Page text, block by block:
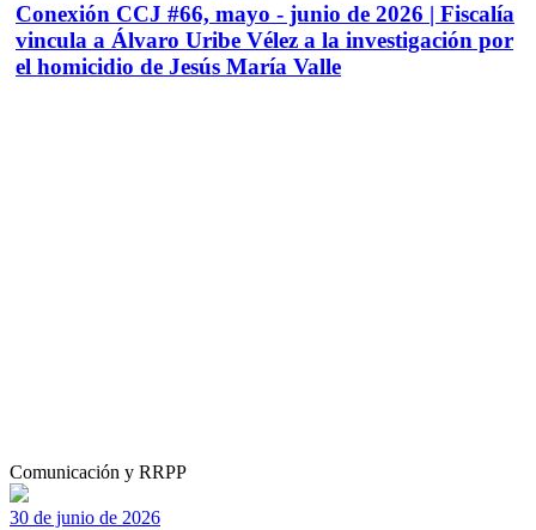
Conexión CCJ #66, mayo - junio de 2026 | Fiscalía
vincula a Álvaro Uribe Vélez a la investigación por
el homicidio de Jesús María Valle
Comunicación y RRPP
30 de junio de 2026